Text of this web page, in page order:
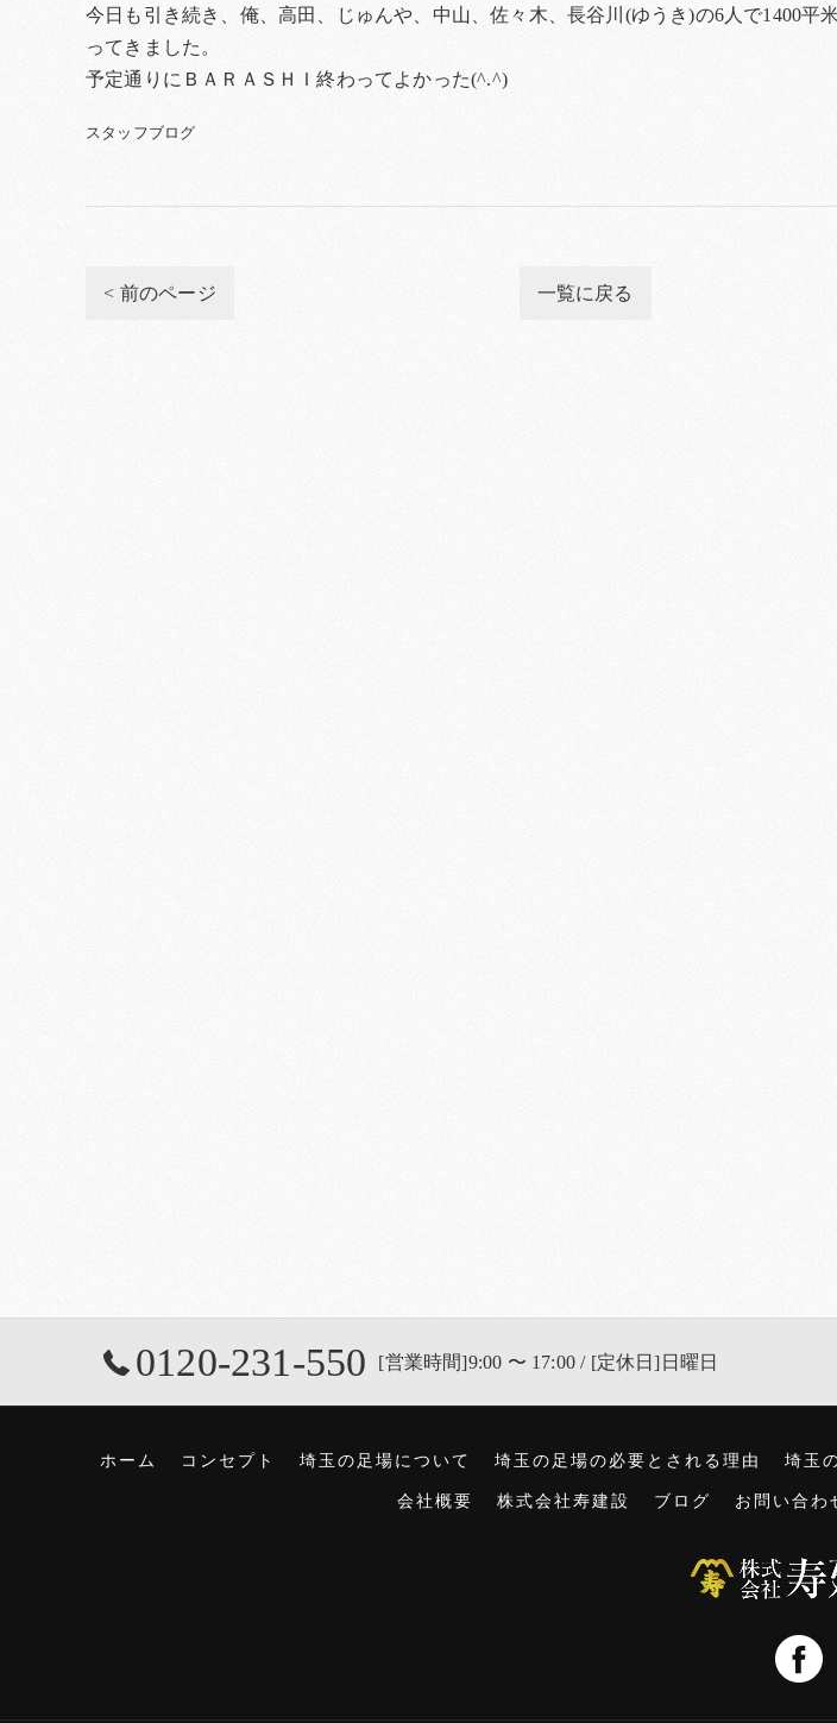
今日も引き続き、俺、高田、じゅんや、中山、佐々木、長谷川(ゆうき)の6人で1400平
ってきました。
予定通りにＢＡＲＡＳＨＩ終わってよかった(^.^)
スタッフブログ
< 前のページ 一覧に戻る
0120-231-550 [営業時間]9:00 〜 17:00 / [定休日]日曜日
ホーム コンセプト 埼玉の足場について 埼玉の足場の必要とされる理由 埼玉
会社概要 株式会社寿建設 ブログ お問い合わ